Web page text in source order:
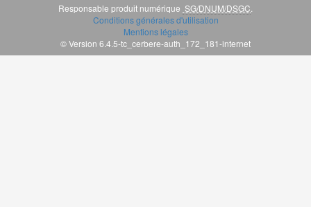
Responsable produit numérique SG/DNUM/DSGC.
Conditions générales d'utilisation
Mentions légales
© Version 6.4.5-tc_cerbere-auth_172_181-internet